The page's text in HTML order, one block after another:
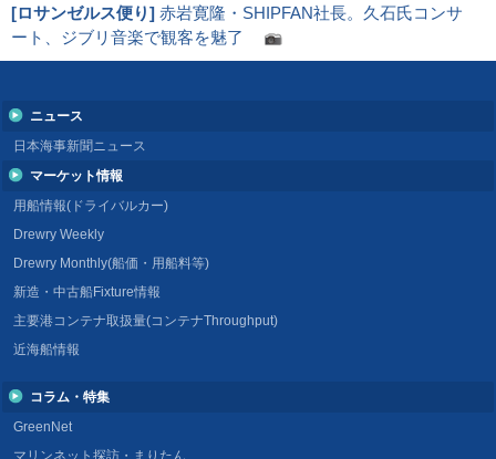
[ロサンゼルス便り] 赤岩寛隆・SHIPFAN社長。久石氏コンサ
ート、ジブリ音楽で観客を魅了
ニュース
日本海事新聞ニュース
マーケット情報
用船情報(ドライバルカー)
Drewry Weekly
Drewry Monthly(船価・用船料等)
新造・中古船Fixture情報
主要港コンテナ取扱量(コンテナThroughput)
近海船情報
コラム・特集
GreenNet